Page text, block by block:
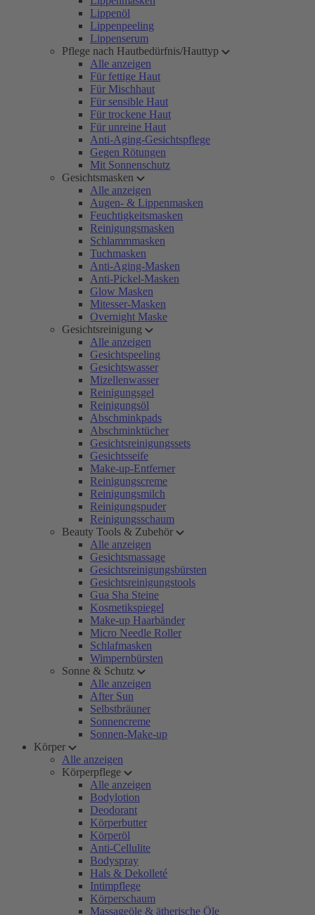
Lippenöl
Lippenpeeling
Lippenserum
Pflege nach Hautbedürfnis/Hauttyp
Alle anzeigen
Für fettige Haut
Für Mischhaut
Für sensible Haut
Für trockene Haut
Für unreine Haut
Anti-Aging-Gesichtspflege
Gegen Rötungen
Mit Sonnenschutz
Gesichtsmasken
Alle anzeigen
Augen- & Lippenmasken
Feuchtigkeitsmasken
Reinigungsmasken
Schlammmasken
Tuchmasken
Anti-Aging-Masken
Anti-Pickel-Masken
Glow Masken
Mitesser-Masken
Overnight Maske
Gesichtsreinigung
Alle anzeigen
Gesichtspeeling
Gesichtswasser
Mizellenwasser
Reinigungsgel
Reinigungsöl
Abschminkpads
Abschminktücher
Gesichtsreinigungssets
Gesichtsseife
Make-up-Entferner
Reinigungscreme
Reinigungsmilch
Reinigungspuder
Reinigungsschaum
Beauty Tools & Zubehör
Alle anzeigen
Gesichtsmassage
Gesichtsreinigungsbürsten
Gesichtsreinigungstools
Gua Sha Steine
Kosmetikspiegel
Make-up Haarbänder
Micro Needle Roller
Schlafmasken
Wimpernbürsten
Sonne & Schutz
Alle anzeigen
After Sun
Selbstbräuner
Sonnencreme
Sonnen-Make-up
Körper
Alle anzeigen
Körperpflege
Alle anzeigen
Bodylotion
Deodorant
Körperbutter
Körperöl
Anti-Cellulite
Bodyspray
Hals & Dekolleté
Intimpflege
Körperschaum
Massageöle & ätherische Öle